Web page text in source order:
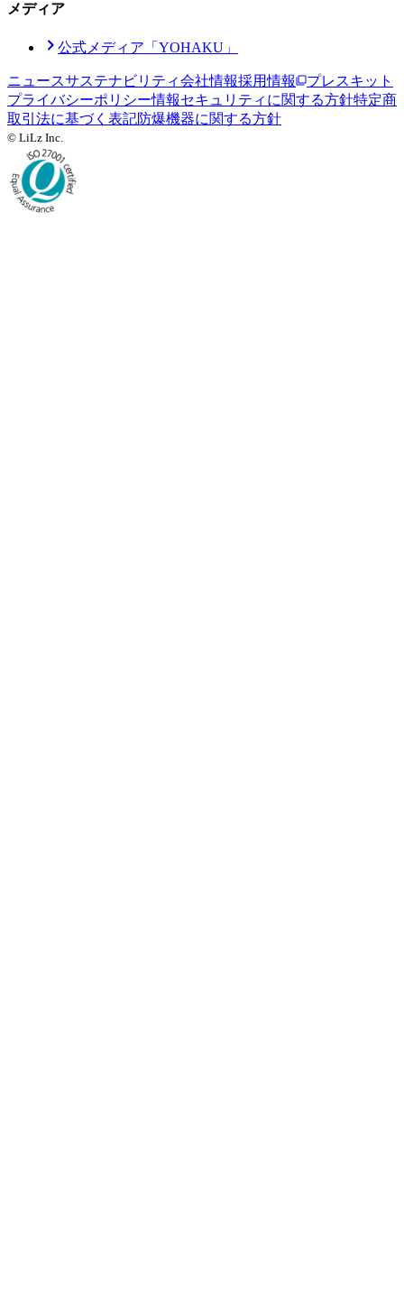
メディア
公式メディア「YOHAKU」
ニュースサステナビリティ会社情報採用情報
プレスキット
プライバシーポリシー情報セキュリティに関する方針特定商
取引法に基づく表記防爆機器に関する方針
© LiLz Inc.